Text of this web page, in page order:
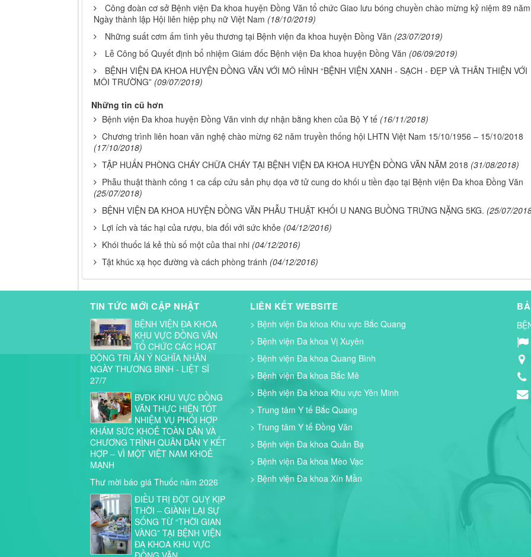
Công đoàn cơ sở Bệnh viện Đa khoa huyện Đồng Văn tổ chức Giao lưu bóng chuyền chào mừng kỷ niệm 89 năm
Ngày thành lập Hội liên hiệp phụ nữ Việt Nam (18/10/2019)
Những suất cơm ấm tình yêu thương tại Bệnh viện đa khoa huyện Đồng Văn (23/07/2019)
Lễ Công bố Quyết định bổ nhiệm Giám đốc Bệnh viện Đa khoa huyện Đồng Văn (06/09/2019)
BỆNH VIỆN ĐA KHOA HUYỆN ĐỒNG VĂN VỚI MÔ HÌNH “BỆNH VIỆN XANH - SẠCH - ĐẸP VÀ THÂN THIỆN VỚI
MÔI TRƯỜNG” (09/07/2019)
Những tin cũ hơn
Bệnh viện Đa khoa huyện Đồng Văn vinh dự nhận bằng khen của Bộ Y tế (16/11/2018)
Chương trình liên hoan văn nghệ chào mừng 62 năm truyền thống hội LHTN Việt Nam 15/10/1956 – 15/10/2018
(17/10/2018)
TẬP HUẤN PHÒNG CHÁY CHỮA CHÁY TẠI BỆNH VIỆN ĐA KHOA HUYỆN ĐỒNG VĂN NĂM 2018 (31/08/2018)
Phẫu thuật thành công 1 ca cấp cứu sản phụ dọa vỡ tử cung do khối u tiền đạo tại Bệnh viện Đa khoa Đồng Văn
(25/07/2018)
BỆNH VIỆN ĐA KHOA HUYỆN ĐỒNG VĂN PHẪU THUẬT KHỐI U NANG BUỒNG TRỨNG NẶNG 5KG. (25/07/
Lợi ích và tác hại của rượu, bia đối với sức khỏe (04/12/2016)
Khói thuốc lá kẻ thù số một của thai nhi (04/12/2016)
Tật khúc xạ học đường và cách phòng tránh (04/12/2016)
TIN TỨC MỚI CẬP NHẬT
BỆNH VIỆN ĐA KHOA
KHU VỰC ĐỒNG VĂN
TỔ CHỨC CÁC HOẠT
ĐỘNG TRI ÂN Ý NGHĨA NHÂN
NGÀY THƯƠNG BINH - LIỆT SĨ
27/7
BVĐK KHU VỰC ĐỒNG
VĂN THỰC HIỆN TỐT
NHIỆM VỤ PHỐI HỢP
KHÁM SỨC KHOẺ TOÀN DÂN VÀ
CHƯƠNG TRÌNH QUÂN DÂN Y KẾT
HỢP – VÌ MỘT VIỆT NAM KHOẺ
MẠNH
Thư mời báo giá Thuốc năm 2026
ĐIỀU TRỊ ĐỘT QUỴ KỊP
THỜI – GIÀNH LẠI SỰ
SỐNG TỪ “THỜI GIAN
VÀNG” TẠI BỆNH VIỆN
ĐA KHOA KHU VỰC
LIÊN KẾT WEBSITE
> Bệnh viện Đa khoa Khu vực Bắc Quang
> Bệnh viện Đa khoa Vị Xuyên
> Bệnh viện Đa khoa Quang Bình
> Bệnh viện Đa khoa Bắc Mê
> Bệnh viện Đa khoa Khu vực Yên Minh
> Trung tâm Y tế Bắc Quang
> Trung tâm Y tế Đồng Văn
> Bệnh viện Đa khoa Quản Bạ
> Bệnh viện Đa khoa Mèo Vạc
> Bệnh viện Đa khoa Xín Mần